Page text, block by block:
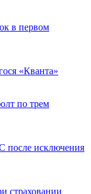
в первом
«Кванта»
по трем
после исключения
страховании